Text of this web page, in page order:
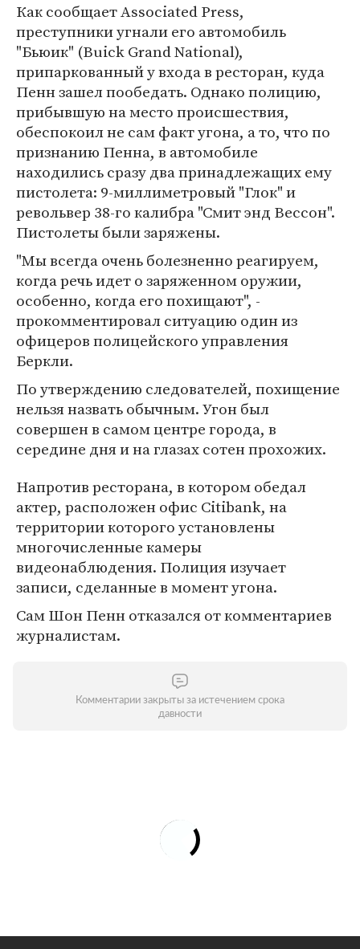
Как сообщает Associated Press,
преступники угнали его автомобиль
"Бьюик" (Buick Grand National),
припаркованный у входа в ресторан, куда
Пенн зашел пообедать. Однако полицию,
прибывшую на место происшествия,
обеспокоил не сам факт угона, а то, что по
признанию Пенна, в автомобиле
находились сразу два принадлежащих ему
пистолета: 9-миллиметровый "Глок" и
револьвер 38-го калибра "Смит энд Вессон".
Пистолеты были заряжены.
"Мы всегда очень болезненно реагируем,
когда речь идет о заряженном оружии,
особенно, когда его похищают", -
прокомментировал ситуацию один из
офицеров полицейского управления
Беркли.
По утверждению следователей, похищение
нельзя назвать обычным. Угон был
совершен в самом центре города, в
середине дня и на глазах сотен прохожих.
Напротив ресторана, в котором обедал
актер, расположен офис Citibank, на
территории которого установлены
многочисленные камеры
видеонаблюдения. Полиция изучает
записи, сделанные в момент угона.
Сам Шон Пенн отказался от комментариев
журналистам.
Комментарии закрыты за истечением срока
давности